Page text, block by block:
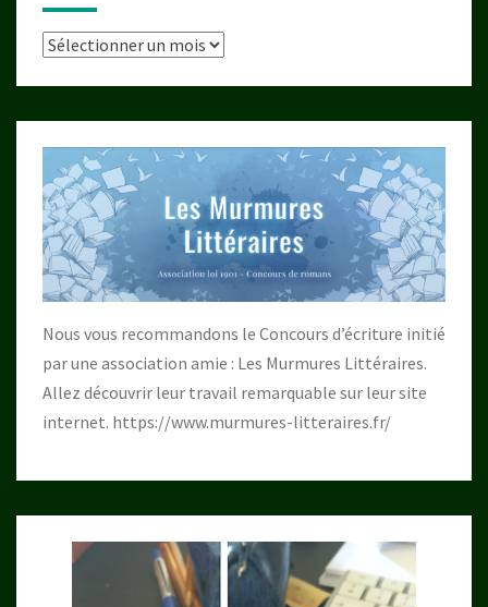
Archives
Nous vous recommandons le Concours d’écriture initié
par une association amie : Les Murmures Littéraires.
Allez découvrir leur travail remarquable sur leur site
internet. https://www.murmures-litteraires.fr/